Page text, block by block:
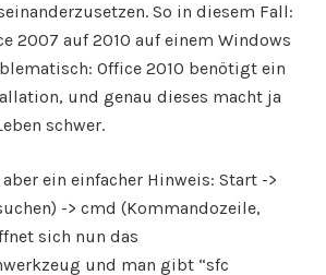
So in diesem Fall:
2007 auf 2010 auf einem Windows
Office 2010 benötigt ein
und genau dieses macht ja
schwer.
ein einfacher Hinweis: Start ->
-> cmd (Kommandozeile,
sich nun das
und man gibt “sfc